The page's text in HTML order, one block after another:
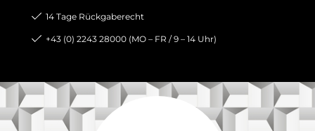
14 Tage Rückgaberecht
+43 (0) 2243 28000 (MO – FR / 9 – 14 Uhr)